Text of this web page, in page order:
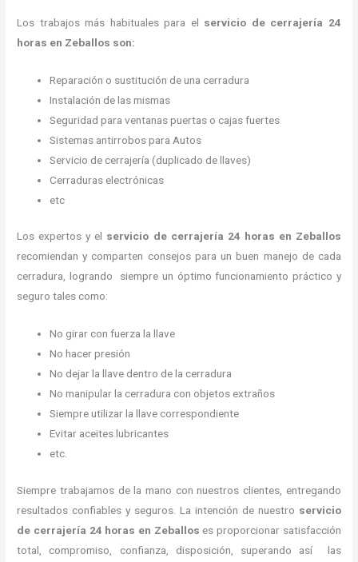
Los trabajos más habituales para el servicio de cerrajería 24
horas en Zeballos son:
Reparación o sustitución de una cerradura
Instalación de las mismas
Seguridad para ventanas puertas o cajas fuertes
Sistemas antirrobos para Autos
Servicio de cerrajería (duplicado de llaves)
Cerraduras electrónicas
etc
Los expertos y el servicio de cerrajería 24 horas en Zeballos
recomiendan y comparten consejos para un buen manejo de cada
cerradura, logrando siempre un óptimo funcionamiento práctico y
seguro tales como:
No girar con fuerza la llave
No hacer presión
No dejar la llave dentro de la cerradura
No manipular la cerradura con objetos extraños
Siempre utilizar la llave correspondiente
Evitar aceites lubricantes
etc.
Siempre trabajamos de la mano con nuestros clientes, entregando
resultados confiables y seguros. La intención de nuestro servicio
de cerrajería 24 horas en Zeballos es proporcionar satisfacción
total, compromiso, confianza, disposición, superando así las